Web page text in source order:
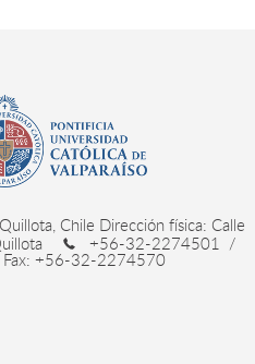
Chile Dirección física: Calle
+56-32-2274501 /
+56-32-2274570